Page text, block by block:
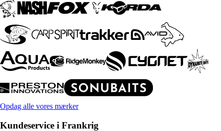
Opdag alle vores mærker
Kundeservice i Frankrig